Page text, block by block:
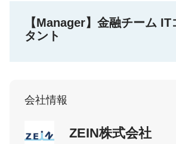
【Manager】金融チーム IT
タント
会社情報
ZEIN株式会社